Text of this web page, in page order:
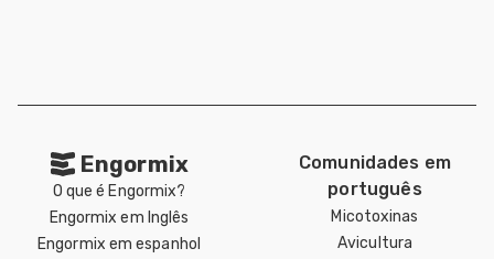
Engormix
O que é Engormix?
Engormix em Inglês
Engormix em espanhol
Comunidades em
português
Micotoxinas
Avicultura